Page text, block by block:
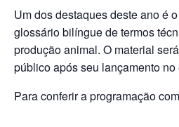
Um dos destaques deste ano é
glossário bilíngue de termos
produção animal. O material
público após seu lançamento no
Para conferir a programação